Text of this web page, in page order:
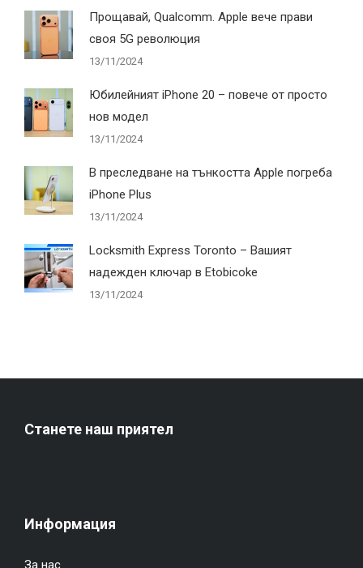
Прощавай, Qualcomm. Apple вече прави
своя 5G революция
13/11/2024
Юбилейният iPhone 20 – повече от просто
нов модел
13/11/2024
В преследване на тънкостта Apple погреба
iPhone Plus
13/11/2024
Locksmith Express Toronto – Вашият
надежден ключар в Etobicoke
13/11/2024
Станете наш приятел
Информация
За нас